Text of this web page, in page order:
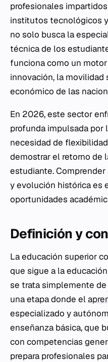
profesionales
institutos tecnológicos
no solo busca la
técnica de los
funciona como un
innovación, la movilidad
económico de las
En 2026, este sector
profunda impulsada por
necesidad de
demostrar el retorno de
estudiante.
y evolución histórica es
oportunidades
Definición y
La educación superior
que sigue a la
se trata simplemente
una etapa donde el
especializado y
enseñanza básica, que
con competencias
prepara profesionales